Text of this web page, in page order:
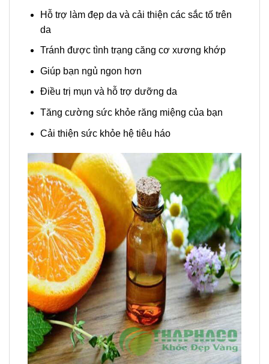
Hỗ trợ làm đẹp da và cải thiện các sắc tố trên
da
Tránh được tình trạng căng cơ xương khớp
Giúp bạn ngủ ngon hơn
Điều trị mụn và hỗ trợ dưỡng da
Tăng cường sức khỏe răng miệng của bạn
Cải thiện sức khỏe hệ tiêu háo